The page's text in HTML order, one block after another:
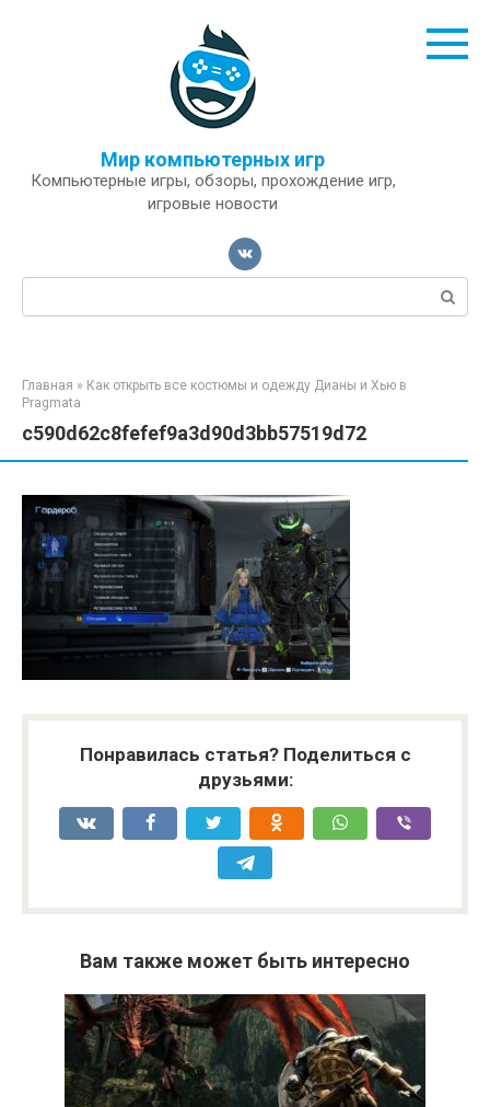
Мир компьютерных игр
Компьютерные игры, обзоры, прохождение игр,
игровые новости
Поиск:
Главная » Как открыть все костюмы и одежду Дианы и Хью в
Pragmata
c590d62c8fefef9a3d90d3bb57519d72
Понравилась статья? Поделиться с
друзьями:
Вам также может быть интересно